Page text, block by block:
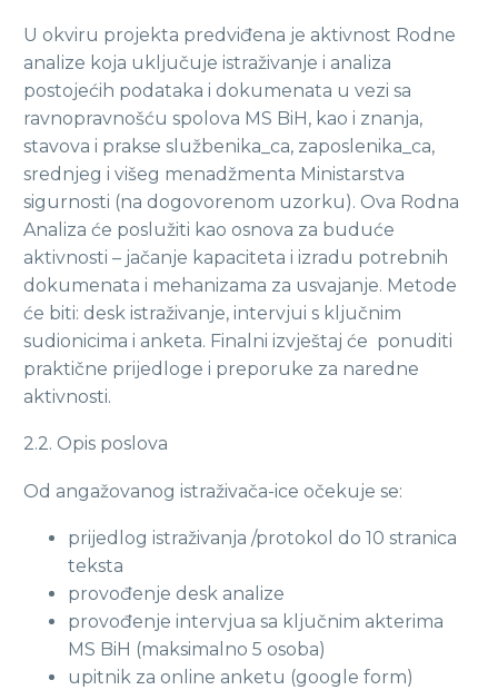
U okviru projekta predviđena je aktivnost Rodne
analize koja uključuje istraživanje i analiza
postojećih podataka i dokumenata u vezi sa
ravnopravnošću spolova MS BiH, kao i znanja,
stavova i prakse službenika_ca, zaposlenika_ca,
srednjeg i višeg menadžmenta Ministarstva
sigurnosti (na dogovorenom uzorku). Ova Rodna
Analiza će poslužiti kao osnova za buduće
aktivnosti – jačanje kapaciteta i izradu potrebnih
dokumenata i mehanizama za usvajanje. Metode
će biti: desk istraživanje, intervjui s ključnim
sudionicima i anketa. Finalni izvještaj će ponuditi
praktične prijedloge i preporuke za naredne
aktivnosti.
2.2. Opis poslova
Od angažovanog istraživača-ice očekuje se:
prijedlog istraživanja /protokol do 10 stranica
teksta
provođenje desk analize
provođenje intervjua sa ključnim akterima
MS BiH (maksimalno 5 osoba)
upitnik za online anketu (google form)